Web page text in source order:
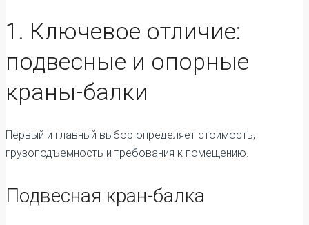
1. Ключевое отличие:
подвесные и опорные
краны-балки
Первый и главный выбор определяет стоимость,
грузоподъемность и требования к помещению.
Подвесная кран-балка